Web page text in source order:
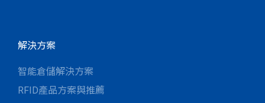
解決方案
智能倉儲解決方案
RFID產品方案與推薦